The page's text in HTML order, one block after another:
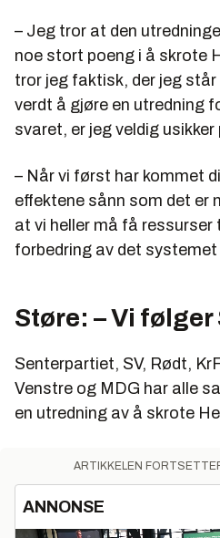
– Jeg tror at den
noe stort poeng i å skrote
tror jeg faktisk, der jeg står
verdt å gjøre en utredning
svaret, er jeg veldig usikker
– Når vi først har kommet
effektene sånn som det er
at vi heller må få ressurser
forbedring av det systemet
Støre: – Vi
Senterpartiet, SV, Rødt,
Venstre og MDG har alle
en utredning av å skrote
ARTIKKELEN
ANNONSE